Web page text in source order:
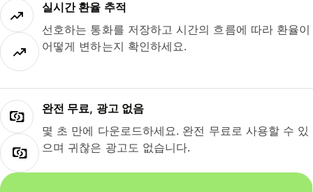
실시간 환율 추적
선호하는 통화를 저장하고 시간의 흐름에 따라 환율이
어떻게 변하는지 확인하세요.
완전 무료, 광고 없음
몇 초 만에 다운로드하세요. 완전 무료로 사용할 수 있
으며 귀찮은 광고도 없습니다.